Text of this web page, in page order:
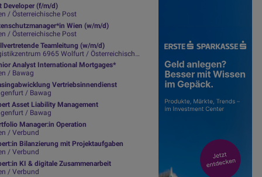
Developer (f/m/d)
/ Österreichische Post
Wien (w/m/d)
/ Österreichische Post
Teamleitung (w/m/d)
6965 Wolfurt / Österreichische Post
Analyst International Mortgages*
/ Bawag
Vertriebsinnendienst
/ Bawag
Asset Liability Management
/ Bawag
Manager:in Operation
/ Verbund
Bilanzierung mit Projektaufgaben
/ Verbund
KI & digitale Zusammenarbeit
/ Verbund